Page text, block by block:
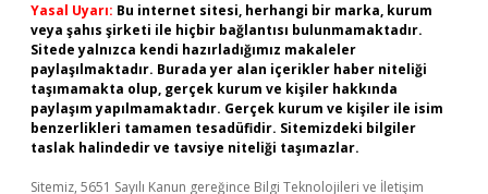
Yasal Uyarı: Bu internet sitesi, herhangi bir marka, kurum
veya şahıs şirketi ile hiçbir bağlantısı bulunmamaktadır.
Sitede yalnızca kendi hazırladığımız makaleler
paylaşılmaktadır. Burada yer alan içerikler haber niteliği
taşımamakta olup, gerçek kurum ve kişiler hakkında
paylaşım yapılmamaktadır. Gerçek kurum ve kişiler ile isim
benzerlikleri tamamen tesadüfidir. Sitemizdeki bilgiler
taslak halindedir ve tavsiye niteliği taşımazlar.
Sitemiz, 5651 Sayılı Kanun gereğince Bilgi Teknolojileri ve İletişim